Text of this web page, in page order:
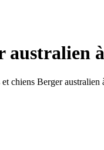
australien
chiens Berger australien